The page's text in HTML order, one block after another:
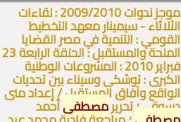
موجز ندوات 2009/2010 : لقاءات
الثلاثاء - سيمينار معهد التخطيط
القومي : التنمية في مصر القضايا
الملحة والمستقبل : الحلقة الرابعة 23
فبراير 2010 : المشروعات الوطنية
الكبرى : توشكى وسيناء بين تحديات
الواقع وآفاق المستقبل /إعداد منى
دسوقي ؛ تحريرمصطفىأحمد